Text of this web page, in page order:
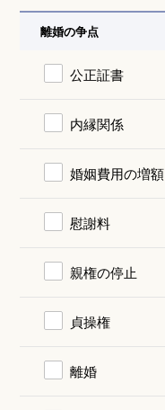
離婚の争点
公正証書
内縁関係
婚姻費用の増額
慰謝料
親権の停止
貞操権
離婚